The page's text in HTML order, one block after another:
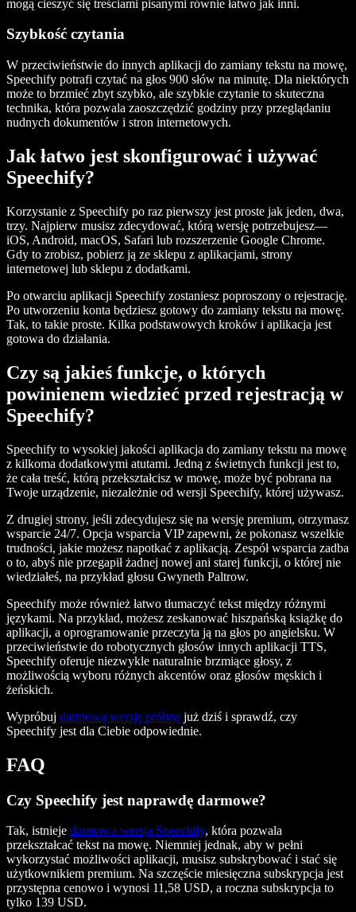
mogą cieszyć się treściami pisanymi równie łatwo jak inni.
Szybkość czytania
W przeciwieństwie do innych aplikacji do zamiany tekstu na mowę,
Speechify potrafi czytać na głos 900 słów na minutę. Dla niektórych
może to brzmieć zbyt szybko, ale szybkie czytanie to skuteczna
technika, która pozwala zaoszczędzić godziny przy przeglądaniu
nudnych dokumentów i stron internetowych.
Jak łatwo jest skonfigurować i używać
Speechify?
Korzystanie z Speechify po raz pierwszy jest proste jak jeden, dwa,
trzy. Najpierw musisz zdecydować, którą wersję potrzebujesz—
iOS, Android, macOS, Safari lub rozszerzenie Google Chrome.
Gdy to zrobisz, pobierz ją ze sklepu z aplikacjami, strony
internetowej lub sklepu z dodatkami.
Po otwarciu aplikacji Speechify zostaniesz poproszony o rejestrację.
Po utworzeniu konta będziesz gotowy do zamiany tekstu na mowę.
Tak, to takie proste. Kilka podstawowych kroków i aplikacja jest
gotowa do działania.
Czy są jakieś funkcje, o których
powinienem wiedzieć przed rejestracją w
Speechify?
Speechify to wysokiej jakości aplikacja do zamiany tekstu na mowę
z kilkoma dodatkowymi atutami. Jedną z świetnych funkcji jest to,
że cała treść, którą przekształcisz w mowę, może być pobrana na
Twoje urządzenie, niezależnie od wersji Speechify, której używasz.
Z drugiej strony, jeśli zdecydujesz się na wersję premium, otrzymasz
wsparcie 24/7. Opcja wsparcia VIP zapewni, że pokonasz wszelkie
trudności, jakie możesz napotkać z aplikacją. Zespół wsparcia zadba
o to, abyś nie przegapił żadnej nowej ani starej funkcji, o której nie
wiedziałeś, na przykład głosu Gwyneth Paltrow.
Speechify może również łatwo tłumaczyć tekst między różnymi
językami. Na przykład, możesz zeskanować hiszpańską książkę do
aplikacji, a oprogramowanie przeczyta ją na głos po angielsku. W
przeciwieństwie do robotycznych głosów innych aplikacji TTS,
Speechify oferuje niezwykle naturalnie brzmiące głosy, z
możliwością wyboru różnych akcentów oraz głosów męskich i
żeńskich.
Wypróbuj darmową wersję próbną już dziś i sprawdź, czy
Speechify jest dla Ciebie odpowiednie.
FAQ
Czy Speechify jest naprawdę darmowe?
Tak, istnieje darmowa wersja Speechify, która pozwala
przekształcać tekst na mowę. Niemniej jednak, aby w pełni
wykorzystać możliwości aplikacji, musisz subskrybować i stać się
użytkownikiem premium. Na szczęście miesięczna subskrypcja jest
przystępna cenowo i wynosi 11,58 USD, a roczna subskrypcja to
tylko 139 USD.